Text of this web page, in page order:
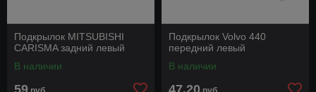
Подкрылок MITSUBISHI
CARISMA задний левый
В наличии
59
Подкрылок Volvo 440
передний левый
В наличии
47,20